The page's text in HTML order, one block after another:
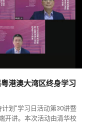
港澳大湾区终身学习
划”学习日活动第30讲暨
开讲。本次活动由清华校